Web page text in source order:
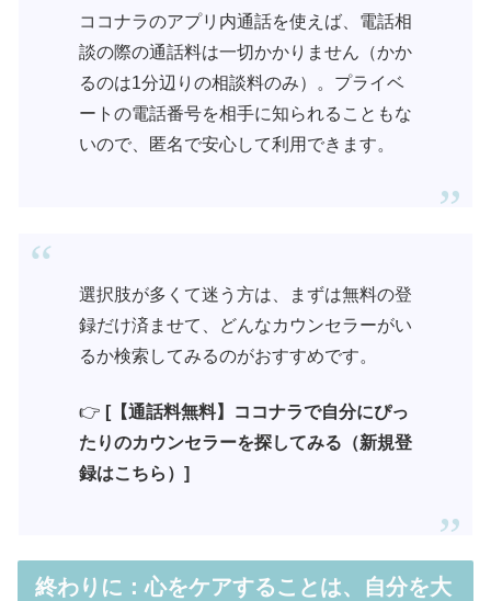
ココナラのアプリ内通話を使えば、電話相
談の際の通話料は一切かかりません（かか
るのは1分辺りの相談料のみ）。プライベ
ートの電話番号を相手に知られることもな
いので、匿名で安心して利用できます。
選択肢が多くて迷う方は、まずは無料の登
録だけ済ませて、どんなカウンセラーがい
るか検索してみるのがおすすめです。
👉 [【通話料無料】ココナラで自分にぴっ
たりのカウンセラーを探してみる（新規登
録はこちら）]
終わりに：心をケアすることは、自分を大